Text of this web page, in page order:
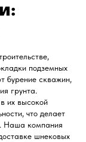
подземных
бурение скважин,
грунта.
их высокой
что делает
Наша компания
шнековых